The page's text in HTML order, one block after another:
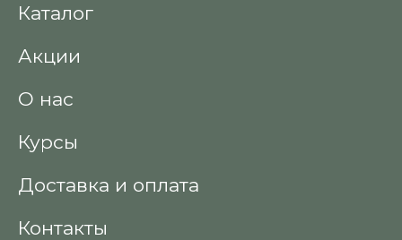
Каталог
Акции
О нас
Курсы
Доставка и оплата
Контакты